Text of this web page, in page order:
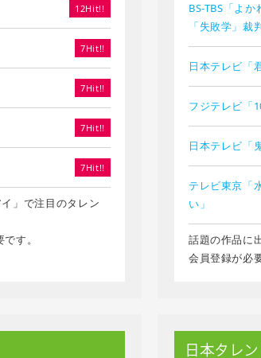
12Hit!!
7Hit!!
7Hit!!
7Hit!!
7Hit!!
」で注目のタレン
す。
BS-TBS「よ
「失敗学」裁
日本テレビ「
フジテレビ「
日本テレビ「
テレビ東京「
い」
話題の作品に
会員登録が必
日本タレ